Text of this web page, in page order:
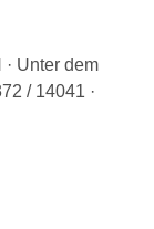
Unter dem
/ 14041 ·